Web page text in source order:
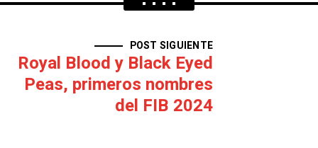
POST SIGUIENTE
Royal Blood y Black Eyed
Peas, primeros nombres
del FIB 2024